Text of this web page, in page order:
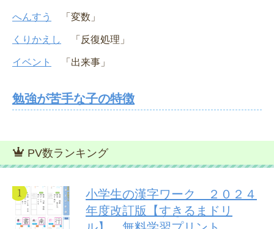
へんすう 「変数」
くりかえし 「反復処理」
イベント 「出来事」
勉強が苦手な子の特徴
PV数ランキング
小学生の漢字ワーク ２０２４
年度改訂版【すきるまドリ